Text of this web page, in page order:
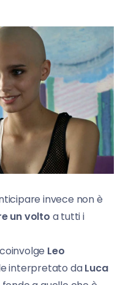
invece non è
un volto a tutti i
Leo
interpretato daLuca